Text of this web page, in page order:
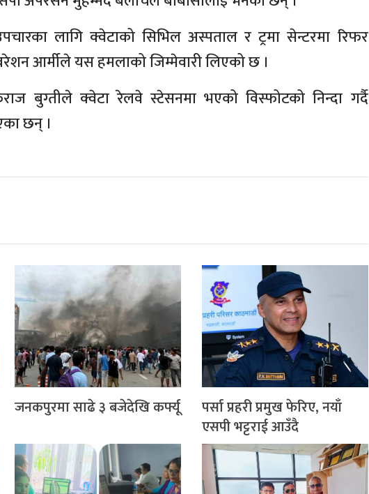
लागि क्वेटाको सिभिल अस्पताल र ट्रमा सेन्टरमा रिफर
आर्मीले यस हमलाको जिम्मेवारी लिएको छ ।
बुग्तीले क्वेटा रेलवे स्टेसनमा भएको विस्फोटको निन्दा गर्दै
छन् ।
जनकपुरमा साढे ३ बजेदेखि कर्फ्यू
पर्सा प्रहरी प्रमुख फेरिए, नयाँ
एसपी भट्टराई आउँदै